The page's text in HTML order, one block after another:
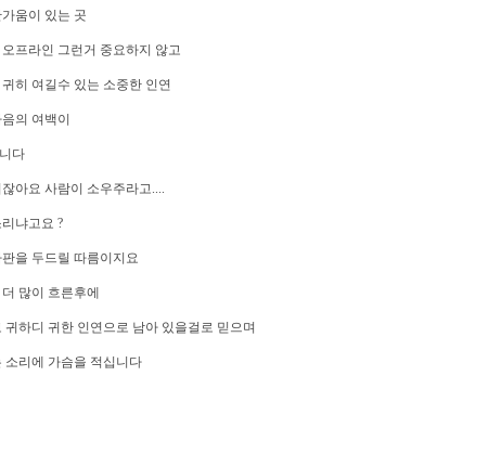
움이 있는 곳
프라인 그런거 중요하지 않고
히 여길수 있는 소중한 인연
의 여백이
다
아요 사람이 소우주라고....
냐고요 ?
을 두드릴 따름이지요
많이 흐른후에
귀하디 귀한 인연으로 남아 있을걸로 믿으며
소리에 가슴을 적십니다